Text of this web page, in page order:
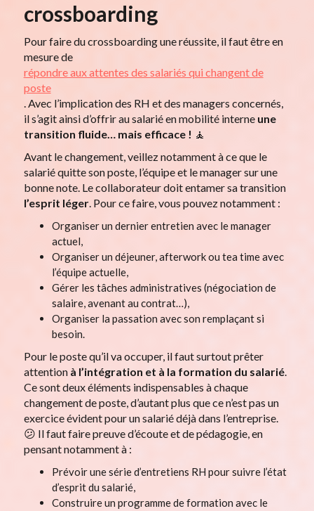
crossboarding
Pour faire du crossboarding une réussite, il faut être en
mesure de
répondre aux attentes des salariés qui changent de
poste
. Avec l’implication des RH et des managers concernés,
il s’agit ainsi d’offrir au salarié en mobilité interne une
transition fluide… mais efficace ! 🧘
Avant le changement, veillez notamment à ce que le
salarié quitte son poste, l’équipe et le manager sur une
bonne note. Le collaborateur doit entamer sa transition
l’esprit léger. Pour ce faire, vous pouvez notamment :
Organiser un dernier entretien avec le manager
actuel,
Organiser un déjeuner, afterwork ou tea time avec
l’équipe actuelle,
Gérer les tâches administratives (négociation de
salaire, avenant au contrat…),
Organiser la passation avec son remplaçant si
besoin.
Pour le poste qu’il va occuper, il faut surtout prêter
attention à l’intégration et à la formation du salarié.
Ce sont deux éléments indispensables à chaque
changement de poste, d’autant plus que ce n’est pas un
exercice évident pour un salarié déjà dans l’entreprise.
😕 Il faut faire preuve d’écoute et de pédagogie, en
pensant notamment à :
Prévoir une série d’entretiens RH pour suivre l’état
d’esprit du salarié,
Construire un programme de formation avec le